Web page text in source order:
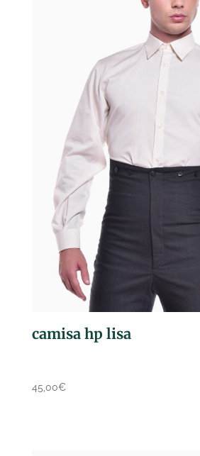
camisa hp lisa
45,00€